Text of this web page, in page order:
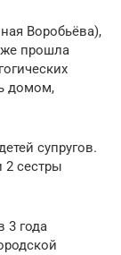
Воробьёва),
прошла
домом,
супругов.
2 сестры
3 года